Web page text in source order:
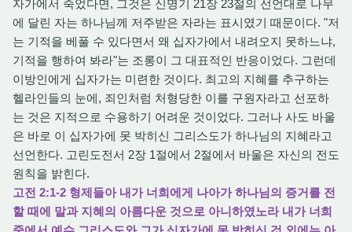
자가에서 죽었다면, 그것은 신명기 21장 23절의 선언대로 나무
에 달린 자는 하나님께 저주받은 자라는 표시였기 때문이다. "저
는 기적을 베풀 수 있다면서 왜 십자가에서 내려오지 못하느냐,
기적을 행하여 봐라"는 조롱이 그 대표적인 반응이었다. 그런데
이방인에게 십자가는 미련한 것이다. 최고의 지혜를 추구하는
헬라인들의 눈에, 죄인처럼 처형당한 이를 구원자라고 선포하
는 것은 지적으로 수용하기 어려운 것이었다. 그러나 사도 바울
은 바로 이 십자가에 못 박히신 그리스도가 하나님의 지혜라고
선언한다. 고린도전서 2장 1절에서 2절에서 바울은 자신의 전도
원칙을 밝힌다.
고전 2:1-2 형제들아 내가 너희에게 나아가 하나님의 증거를 전
할 때에 말과 지혜의 아름다운 것으로 아니하였노라 내가 너희